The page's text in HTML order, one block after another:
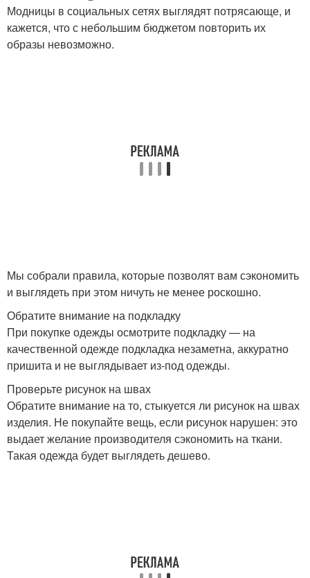
Модницы в социальных сетях выглядят потрясающе, и
кажется, что с небольшим бюджетом повторить их
образы невозможно.
Мы собрали правила, которые позволят вам сэкономить
и выглядеть при этом ничуть не менее роскошно.
Обратите внимание на подкладку
При покупке одежды осмотрите подкладку — на
качественной одежде подкладка незаметна, аккуратно
пришита и не выглядывает из-под одежды.
Проверьте рисунок на швах
Обратите внимание на то, стыкуется ли рисунок на швах
изделия. Не покупайте вещь, если рисунок нарушен: это
выдает желание производителя сэкономить на ткани.
Такая одежда будет выглядеть дешево.